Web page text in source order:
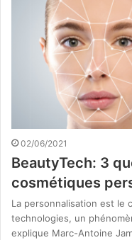
02/06/2021
BeautyTech: 3
cosmétiques
La personnalisation est le
technologies, un
explique Marc-Antoine